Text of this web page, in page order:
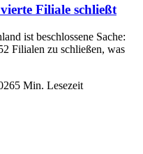
Filiale schließt
ist beschlossene Sache:
Filialen zu schließen, was
5 Min. Lesezeit